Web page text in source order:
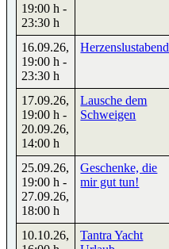
19:00 h -
23:30 h
16.09.26,
19:00 h -
23:30 h
Herzenslustabend
17.09.26,
19:00 h -
20.09.26,
14:00 h
Lausche dem
Schweigen
25.09.26,
19:00 h -
27.09.26,
18:00 h
Geschenke, die
mir gut tun!
10.10.26,
Tantra Yacht